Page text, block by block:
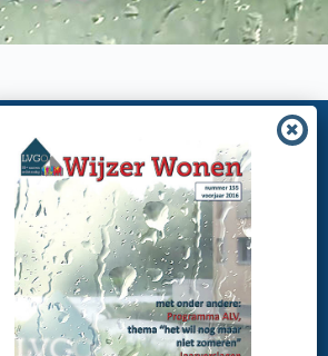
nieuws in je mailbox?
nieuwsbrief van de LVGO (ook